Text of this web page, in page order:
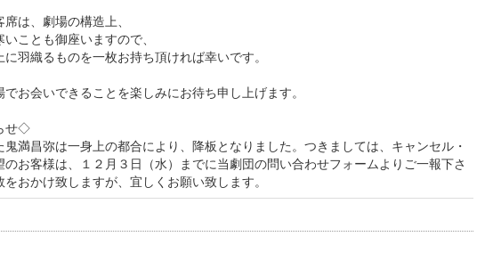
は、劇場の構造上、
ことも御座いますので、
に羽織るものを一枚お持ち頂ければ幸いです。
でお会いできることを楽しみにお待ち申し上げます。
せ◇
鬼満昌弥は一身上の都合により、降板となりました。つきましては、キャンセル・
のお客様は、１２月３日（水）までに当劇団の問い合わせフォームよりご一報下さ
をおかけ致しますが、宜しくお願い致します。